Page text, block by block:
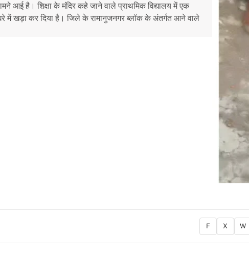
आई है। शिक्षा के मंदिर कहे जाने वाले प्राथमिक विद्यालय में एक
में खड़ा कर दिया है। जिले के रामानुजनगर ब्लॉक के अंतर्गत आने वाले
F X W